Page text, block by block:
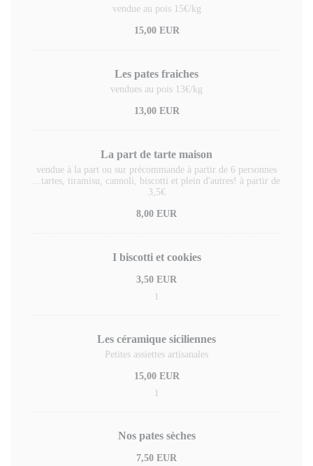
vendue au pois 15€/kg
15,00 EUR
Les pates fraiches
vendues au pois 13€/kg
13,00 EUR
La part de tarte maison
vendue à la part ou sur précommande à partir de 6 personnes
...tartes, tiramisu, cannoli, biscotti et plein d'autres! à partir de
3,5€
8,00 EUR
I biscotti et cookies
3,50 EUR
1
Les céramique siciliennes
Petites assiettes artisanales
15,00 EUR
1
Nos pates sèches
7,50 EUR